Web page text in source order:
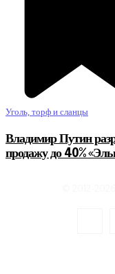
Уголь, торф и сланцы
Владимир Путин
продажу до 40%